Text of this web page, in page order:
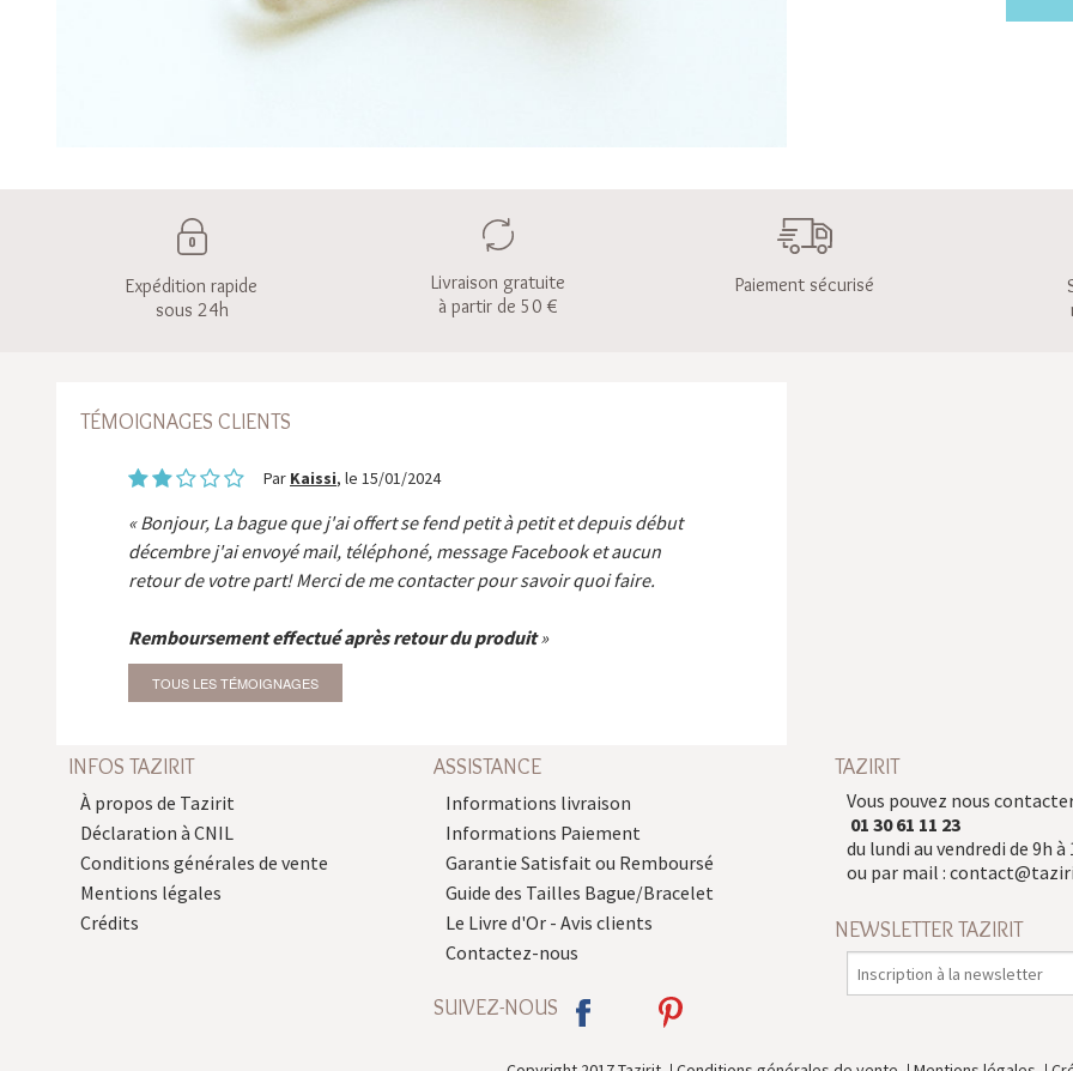
Expédition rapide
sous 24h
Livraison gratuite
à partir de 50 €
Paiement sécurisé
TÉMOIGNAGES CLIENTS
Par Kaissi, le 15/01/2024
Bonjour, La bague que j'ai offert se fend petit à petit et depuis début
décembre j'ai envoyé mail, téléphoné, message Facebook et aucun
retour de votre part! Merci de me contacter pour savoir quoi faire.
Remboursement effectué après retour du produit
TOUS LES TÉMOIGNAGES
INFOS TAZIRIT
À propos de Tazirit
Déclaration à CNIL
Conditions générales de vente
Mentions légales
Crédits
ASSISTANCE
Informations livraison
Informations Paiement
Garantie Satisfait ou Remboursé
Guide des Tailles Bague/Bracelet
Le Livre d'Or - Avis clients
Contactez-nous
SUIVEZ-NOUS
TAZIRIT
Vous pouvez nous
01 30 61 11 23
du lundi au vendredi de 9h à
ou par mail :
NEWSLETTER TAZIRIT